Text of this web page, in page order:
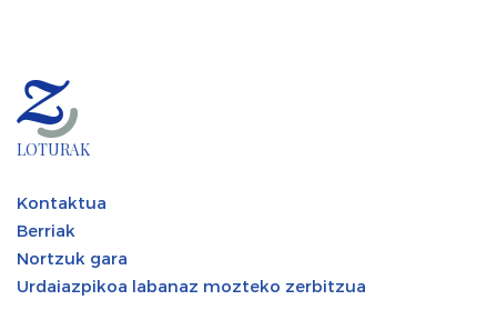
LOTURAK
Kontaktua
Berriak
Nortzuk gara
Urdaiazpikoa labanaz mozteko zerbitzua